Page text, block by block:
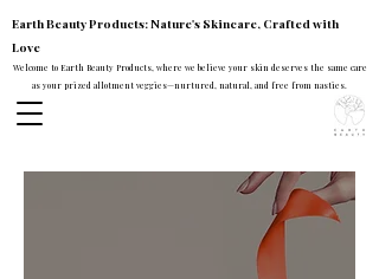
Earth Beauty Products: Nature's Skincare, Crafted with
Love
Welcome to Earth Beauty Products, where we believe your skin deserves the same care
as your prized allotment veggies—nurtured, natural, and free from nasties.